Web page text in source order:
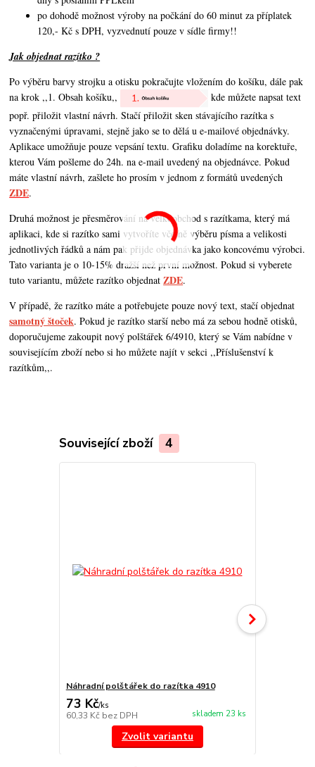
po dohodě možnost výroby na počkání do 60 minut za příplatek
120,- Kč s DPH, vyzvednutí pouze v sídle firmy!!
Jak objednat razítko ?
Po výběru barvy strojku a otisku pokračujte vložením do košíku, dále pak
na krok ,,1. Obsah košíku,,
kde můžete napsat text
popř. přiložit vlastní návrh. Stačí přiložit sken stávajícího razítka s
vyznačenými úpravami, stejně jako se to dělá u e-mailové objednávky.
Aplikace umožňuje pouze vepsání textu. Grafiku doladíme na korektuře,
kterou Vám pošleme do 24h. na e-mail uvedený na objednávce. Pokud
máte vlastní návrh,zašlete ho prosím v jednom z formátů uvedených
ZDE.
Druhá možnost je přesměrování na velkoobchod s razítkama, který má
aplikaci, kde si razítko sami vytvoříte včetně výběru písma a velikosti
jednotlivých řádků a nám pak přijde objednávka jako koncovému výrobci.
Tato varianta je o 10-15% dražší než první možnost. Pokud si vyberete
tuto variantu, můžete razítko objednatZDE.
V případě, že razítko máte a potřebujete pouze nový text, stačí objednat
samotný štoček. Pokud je razítko starší nebo má za sebou hodně otisků,
doporučujeme zakoupit nový polštářek 6/4910, který se Vám nabídne v
souvisejícím zboží nebo si ho můžete najít v sekci ,,Příslušenství k
razítkům,,.
Související zboží 4
Náhradní polštářek do razítka 4910
73 Kč/ks
60,33 Kč bez DPH skladem 23 ks
Zvolit variantu